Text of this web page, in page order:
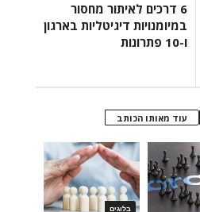
6 דרכים לאיתור מחסור
במיומנויות דיגיטליות בארגון
ו-10 פתרונות
עוד מאותו הכותב
בלוגים